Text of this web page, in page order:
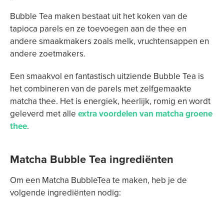
Bubble Tea maken bestaat uit het koken van de
tapioca parels en ze toevoegen aan de thee en
andere smaakmakers zoals melk, vruchtensappen en
andere zoetmakers.
Een smaakvol en fantastisch uitziende Bubble Tea is
het combineren van de parels met zelfgemaakte
matcha thee. Het is energiek, heerlijk, romig en wordt
geleverd met alle extra voordelen van matcha groene
thee.
Matcha Bubble Tea ingrediënten
Om een ​​Matcha BubbleTea te maken, heb je de
volgende ingrediënten nodig: